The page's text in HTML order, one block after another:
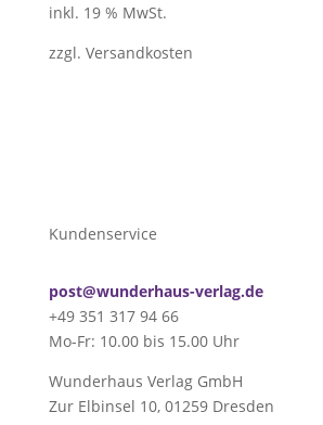
inkl. 19 % MwSt.
zzgl. Versandkosten
Kundenservice
post@wunderhaus-verlag.de
+49 351 317 94 66
Mo-Fr: 10.00 bis 15.00 Uhr
Wunderhaus Verlag GmbH
Zur Elbinsel 10, 01259 Dresden